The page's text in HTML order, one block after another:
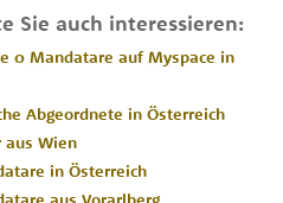
Sie auch interessieren:
0 Mandatare auf Myspace in
Abgeordnete in Österreich
aus Wien
in Österreich